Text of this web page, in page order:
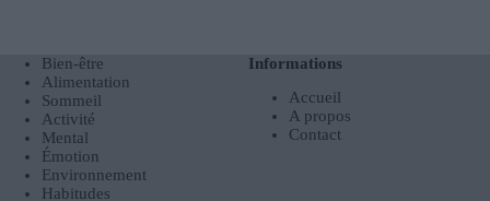
Bien-être
Alimentation
Sommeil
Activité
Mental
Émotion
Environnement
Habitudes
Informations
Accueil
A propos
Contact